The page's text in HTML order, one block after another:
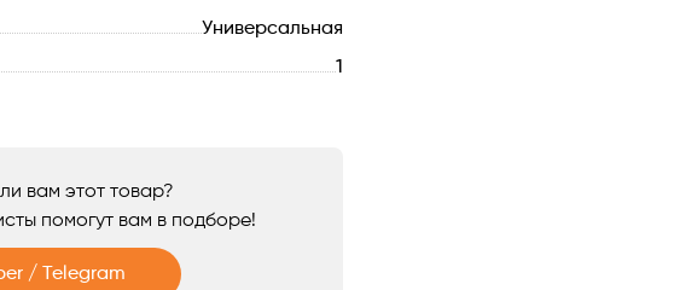
Универсальная
1
вам этот товар?
помогут вам в подборе!
/ Telegram